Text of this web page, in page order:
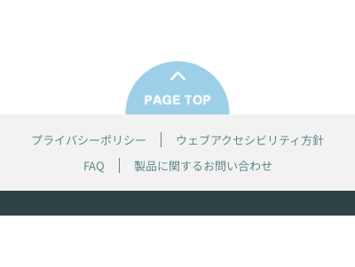
プライバシーポリシー
ウェブアクセシビリティ方針
FAQ
製品に関するお問い合わせ